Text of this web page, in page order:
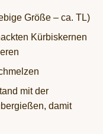
Größe – ca. TL)
Kürbiskernen
mit der
damit